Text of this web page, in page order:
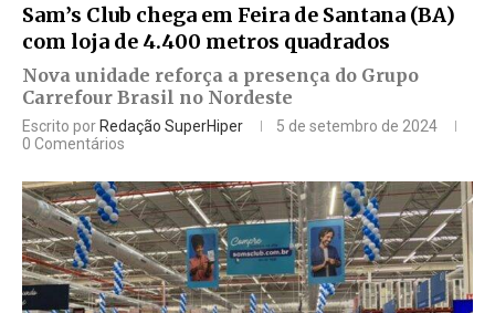
Sam’s Club chega em Feira de Santana (BA)
com loja de 4.400 metros quadrados
Nova unidade reforça a presença do Grupo
Carrefour Brasil no Nordeste
Escrito porRedação SuperHiper
5 de setembro de 2024
0 Comentários